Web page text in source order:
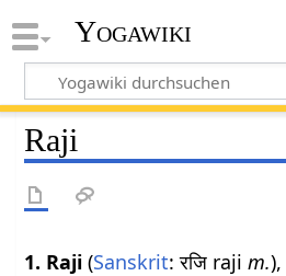
Yogawiki
Raji
1. Raji (Sanskrit: रजि rajim.